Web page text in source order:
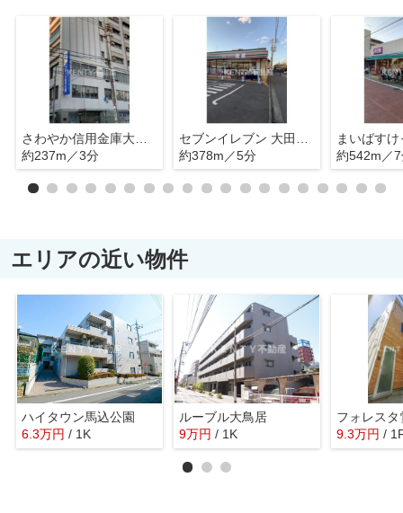
さわやか信用金庫大森中央支店
約237m／3分
約378m／5分
約542m／
エリアの近い物件
ハイタウン馬込公園
6.3万円 / 1K
ルーブル大鳥居
9万円 / 1K
フォレスタ
9.3万円 /